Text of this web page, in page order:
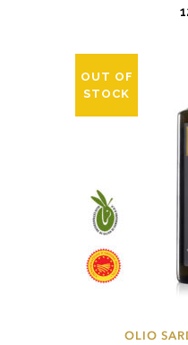
OUT OF
STOCK
OLIO